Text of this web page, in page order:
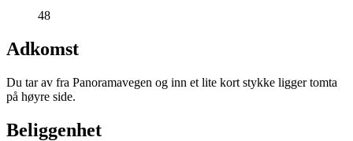
48
Adkomst
Du tar av fra Panoramavegen og inn et lite kort stykke ligger tomta
på høyre side.
Beliggenhet